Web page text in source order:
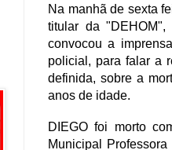
Na manhã de sexta
titular da
convocou a
policial, para falar a
definida, sobre a
anos de idade.
DIEGO foi morto
Municipal